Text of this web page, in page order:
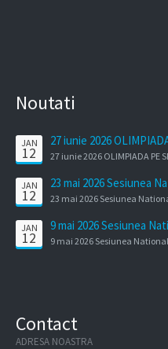
Noutati
JAN
12
27 iunie 2026
27 iunie 2026 OLIMPIADA PE
JAN
12
23 mai 2026 Sesiunea
Cadrelor Didactice
23 mai 2026 Sesiunea
JAN
12
9 mai 2026 Sesiunea
elevilor
9 mai 2026 Sesiunea
Contact
ADRESA NOASTRA